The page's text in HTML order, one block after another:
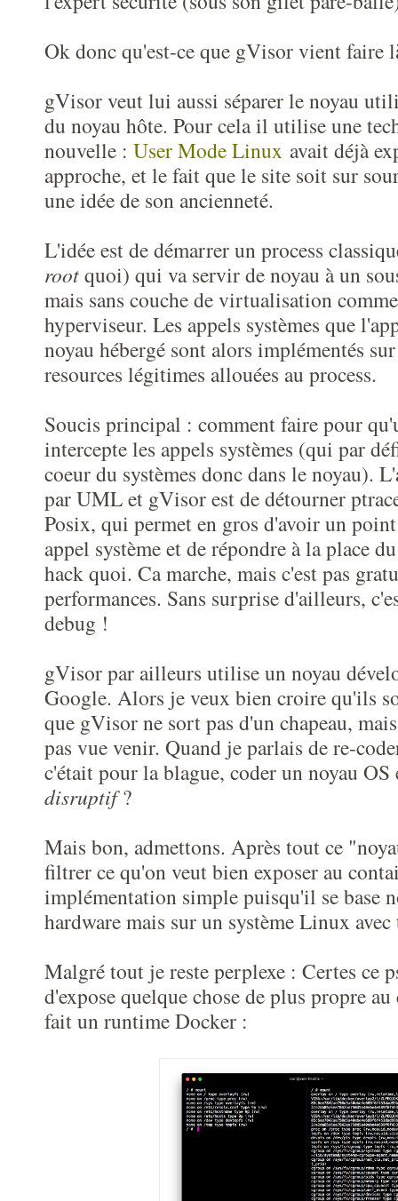
Ok donc qu'est-ce que gVisor vient faire
gVisor veut lui aussi séparer le noyau
du noyau hôte. Pour cela il utilise une
nouvelle : User Mode Linux avait déjà
approche, et le fait que le site soit sur
une idée de son ancienneté.
L'idée est de démarrer un process
rootquoi) qui va servir de noyau à un
mais sans couche de virtualisation
hyperviseur. Les appels systèmes que
noyau hébergé sont alors implémentés
resources légitimes allouées au process.
Soucis principal : comment faire pour
intercepte les appels systèmes (qui par
coeur du systèmes donc dans le noyau).
par UML et gVisor est de détourner
Posix, qui permet en gros d'avoir un
appel système et de répondre à la place
hack quoi. Ca marche, mais c'est pas
performances. Sans surprise d'ailleurs,
debug !
gVisor par ailleurs utilise un noyau
Google. Alors je veux bien croire qu'ils
que gVisor ne sort pas d'un chapeau,
pas vue venir. Quand je parlais de re-
c'était pour la blague, coder un noyau OS
disruptif?
Mais bon, admettons. Après tout ce
filtrer ce qu'on veut bien exposer au
implémentation simple puisqu'il se base
hardware mais sur un système Linux
Malgré tout je reste perplexe : Certes ce
d'expose quelque chose de plus propre
fait un runtime Docker :